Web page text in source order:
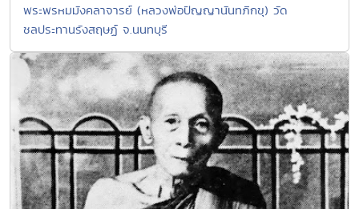
พระพรหมมังคลาจารย์ (หลวงพ่อปัญญานันทภิกขุ) วัด
ชลประทานรังสฤษฏ์ จ.นนทบุรี